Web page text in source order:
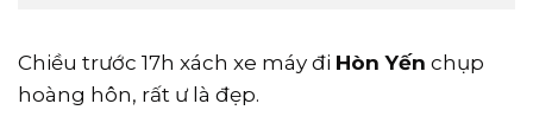
Chiều trước 17h xách xe máy đi Hòn Yến chụp
hoàng hôn, rất ư là đẹp.